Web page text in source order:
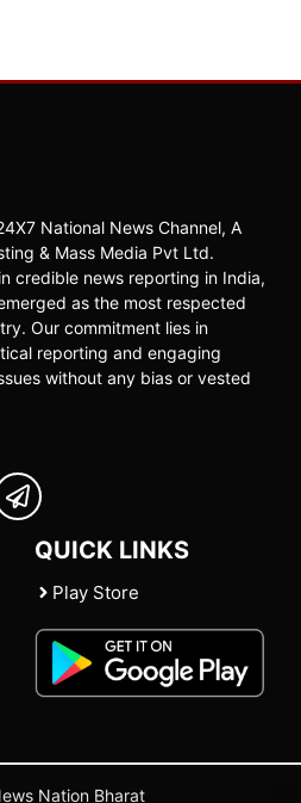
National News Channel, A
& Mass Media Pvt Ltd.
credible news reporting in India,
as the most respected
Our commitment lies in
reporting and engaging
without any bias or vested
QUICK LINKS
Play Store
Nation Bharat